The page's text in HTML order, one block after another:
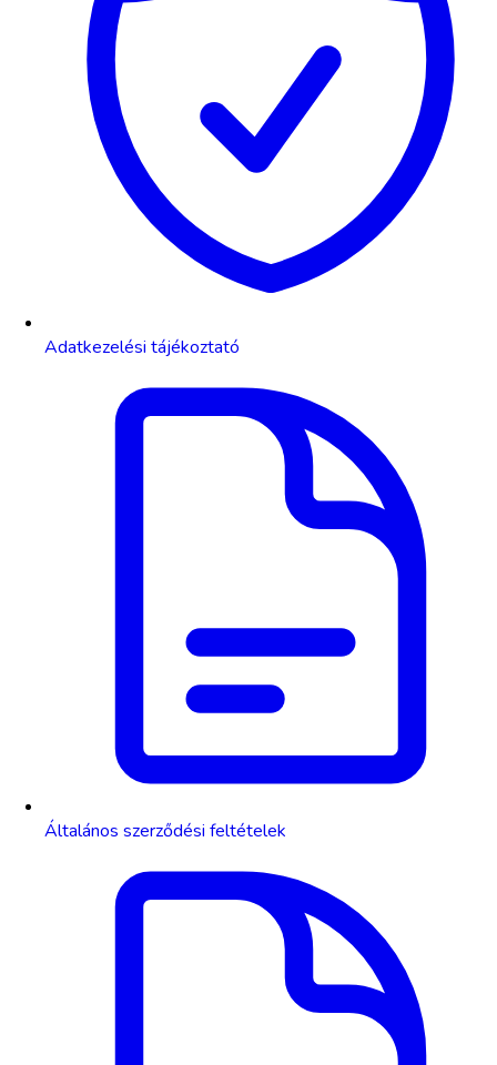
Adatkezelési tájékoztató
Általános szerződési feltételek